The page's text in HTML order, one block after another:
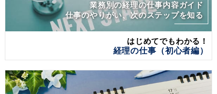
業務別の経理の仕事内容ガイド
仕事のやりがい、次のステップを知る
はじめてでもわかる！
経理の仕事（初心者編）